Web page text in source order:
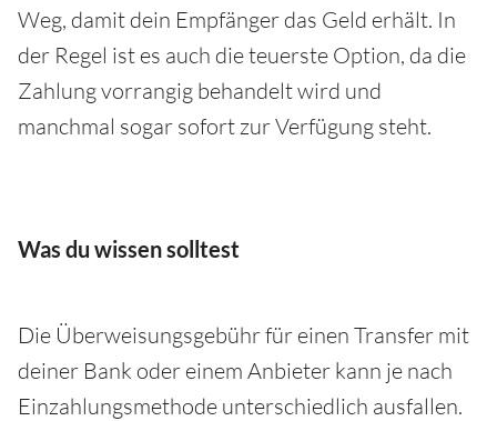
Weg, damit dein Empfänger das Geld erhält. In
der Regel ist es auch die teuerste Option, da die
Zahlung vorrangig behandelt wird und
manchmal sogar sofort zur Verfügung steht.
Was du wissen solltest
Die Überweisungsgebühr für einen Transfer mit
deiner Bank oder einem Anbieter kann je nach
Einzahlungsmethode unterschiedlich ausfallen.